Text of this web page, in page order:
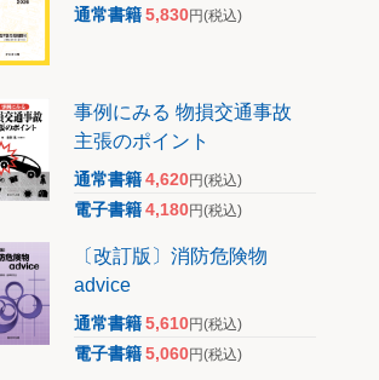
通常書籍5,830円(税込)
事例にみる 物損交通事故
主張のポイント
通常書籍4,620円(税込)
電子書籍4,180円(税込)
〔改訂版〕消防危険物
advice
通常書籍5,610円(税込)
電子書籍5,060円(税込)